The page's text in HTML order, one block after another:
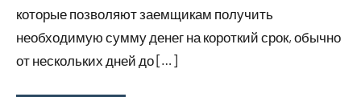
которые позволяют заемщикам получить
необходимую сумму денег на короткий срок, обычно
от нескольких дней до […]